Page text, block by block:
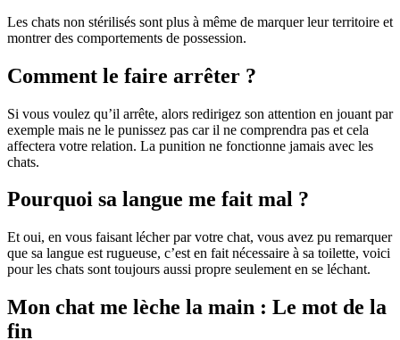
Les chats non stérilisés sont plus à même de marquer leur territoire et
montrer des comportements de possession.
Comment le faire arrêter ?
Si vous voulez qu’il arrête, alors redirigez son attention en jouant par
exemple mais ne le punissez pas car il ne comprendra pas et cela
affectera votre relation. La punition ne fonctionne jamais avec les
chats.
Pourquoi sa langue me fait mal ?
Et oui, en vous faisant lécher par votre chat, vous avez pu remarquer
que sa langue est rugueuse, c’est en fait nécessaire à sa toilette, voici
pour les chats sont toujours aussi propre seulement en se léchant.
Mon chat me lèche la main : Le mot de la
fin